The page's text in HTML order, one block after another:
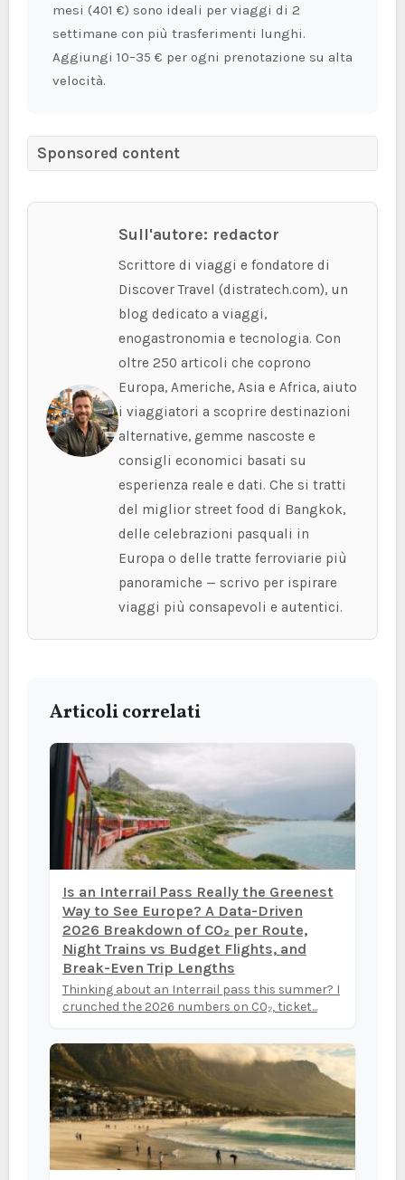
mesi (401 €) sono ideali per viaggi di 2
settimane con più trasferimenti lunghi.
Aggiungi 10–35 € per ogni prenotazione su alta
velocità.
Sponsored content
Sull'autore: redactor
Scrittore di viaggi e fondatore di
Discover Travel (distratech.com), un
blog dedicato a viaggi,
enogastronomia e tecnologia. Con
oltre 250 articoli che coprono
Europa, Americhe, Asia e Africa, aiuto
i viaggiatori a scoprire destinazioni
alternative, gemme nascoste e
consigli economici basati su
esperienza reale e dati. Che si tratti
del miglior street food di Bangkok,
delle celebrazioni pasquali in
Europa o delle tratte ferroviarie più
panoramiche — scrivo per ispirare
viaggi più consapevoli e autentici.
Articoli correlati
Is an Interrail Pass Really the Greenest
Way to See Europe? A Data-Driven
2026 Breakdown of CO₂ per Route,
Night Trains vs Budget Flights, and
Break-Even Trip Lengths
Thinking about an Interrail pass this summer? I
crunched the 2026 numbers on CO₂, ticket...